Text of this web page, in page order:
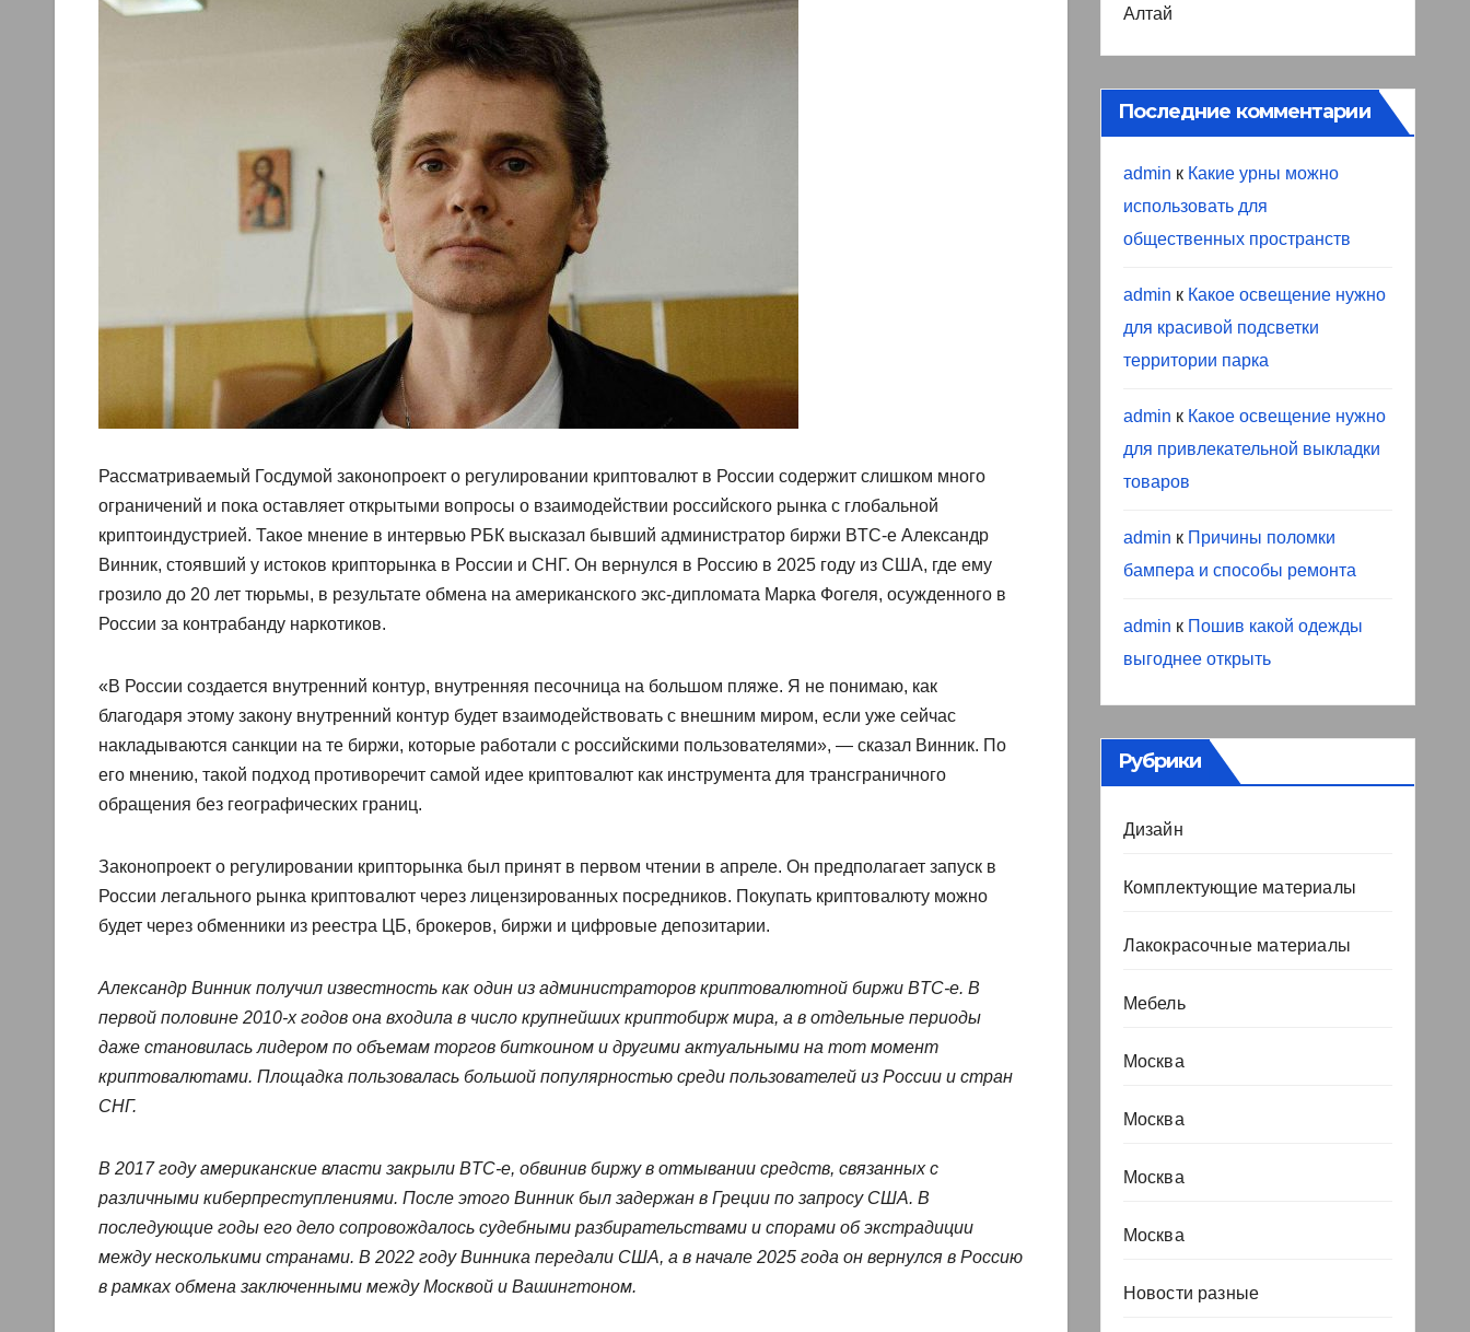
Рассматриваемый Госдумой законопроект о регулировании криптовалют в России содержит слишком много
ограничений и пока оставляет открытыми вопросы о взаимодействии российского рынка с глобальной
криптоиндустрией. Такое мнение в интервью РБК высказал бывший администратор биржи BTC-e Александр
Винник, стоявший у истоков крипторынка в России и СНГ. Он вернулся в Россию в 2025 году из США, где ему
грозило до 20 лет тюрьмы, в результате обмена на американского экс-дипломата Марка Фогеля, осужденного в
России за контрабанду наркотиков.
«В России создается внутренний контур, внутренняя песочница на большом пляже. Я не понимаю, как
благодаря этому закону внутренний контур будет взаимодействовать с внешним миром, если уже сейчас
накладываются санкции на те биржи, которые работали с российскими пользователями», — сказал Винник. По
его мнению, такой подход противоречит самой идее криптовалют как инструмента для трансграничного
обращения без географических границ.
Законопроект о регулировании крипторынка был принят в первом чтении в апреле. Он предполагает запуск в
России легального рынка криптовалют через лицензированных посредников. Покупать криптовалюту можно
будет через обменники из реестра ЦБ, брокеров, биржи и цифровые депозитарии.
Александр Винник получил известность как один из администраторов криптовалютной биржи BTC-e. В
первой половине 2010-х годов она входила в число крупнейших криптобирж мира, а в отдельные периоды
даже становилась лидером по объемам торгов биткоином и другими актуальными на тот момент
криптовалютами. Площадка пользовалась большой популярностью среди пользователей из России и стран
СНГ.
В 2017 году американские власти закрыли BTC-e, обвинив биржу в отмывании средств, связанных с
различными киберпреступлениями. После этого Винник был задержан в Греции по запросу США. В
последующие годы его дело сопровождалось судебными разбирательствами и спорами об экстрадиции
между несколькими странами. В 2022 году Винника передали США, а в начале 2025 года он вернулся в Россию
в рамках обмена заключенными между Москвой и Вашингтоном.
Алтай
Последние комментарии
admin к Какие урны можно
использовать для
общественных пространств
admin к Какое освещение нужно
для красивой подсветки
территории парка
admin к Какое освещение нужно
для привлекательной выкладки
товаров
admin к Причины поломки
бампера и способы ремонта
admin к Пошив какой одежды
выгоднее открыть
Рубрики
Дизайн
Комплектующие материалы
Лакокрасочные материалы
Мебель
Москва
Москва
Москва
Москва
Новости разные